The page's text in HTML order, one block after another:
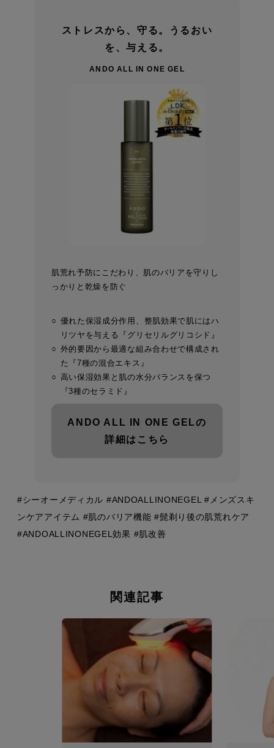
ストレスから、守る。うるおい
を、与える。
ANDO ALL IN ONE GEL
肌荒れ予防にこだわり、肌のバリアを守りし
っかりと乾燥を防ぐ
優れた保湿成分作用、整肌効果で肌にはハ
リツヤを与える『グリセリルグリコシド』
外的要因から最適な組み合わせで構成され
た『7種の混合エキス』
高い保湿効果と肌の水分バランスを保つ
『3種のセラミド』
ANDO ALL IN ONE GELの
詳細はこちら
#シーオーメディカル #ANDOALLINONEGEL #メンズスキ
ンケアアイテム #肌のバリア機能 #髭剃り後の肌荒れケア
#ANDOALLINONEGEL効果 #肌改善
関連記事